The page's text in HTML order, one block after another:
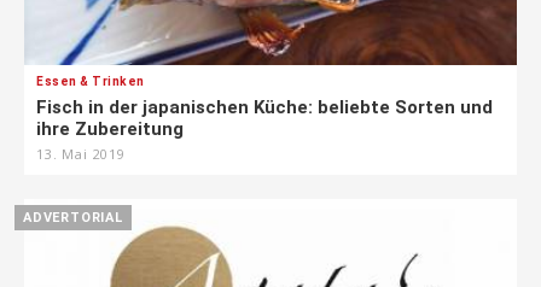
Essen & Trinken
Fisch in der japanischen Küche: beliebte Sorten und
ihre Zubereitung
13. Mai 2019
ADVERTORIAL